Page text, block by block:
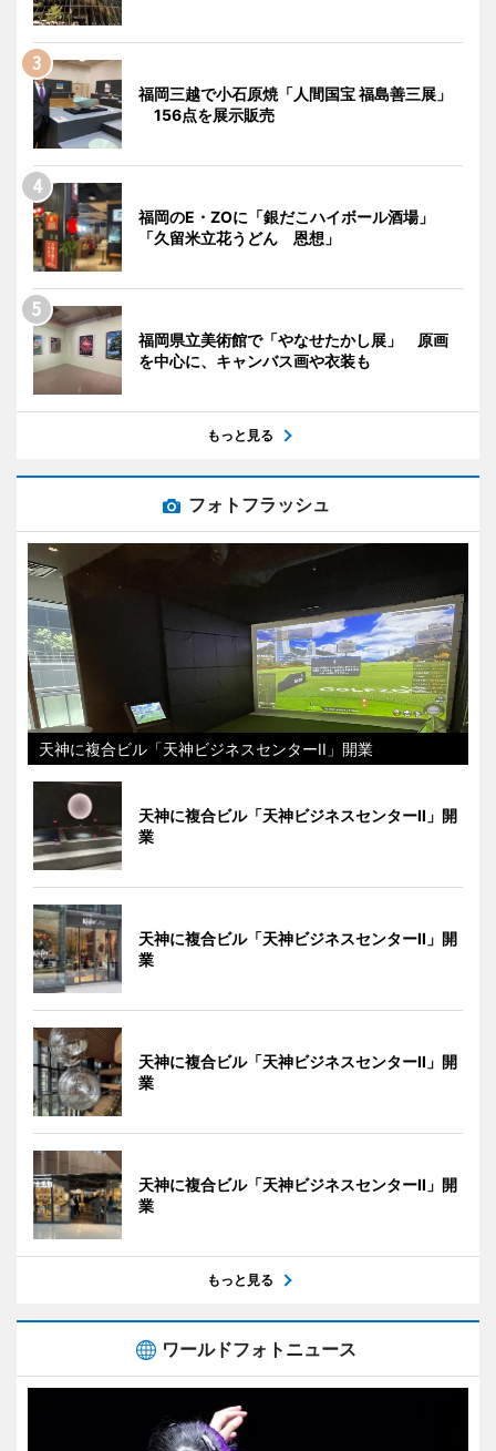
福岡三越で小石原焼「人間国宝 福島善三展」
156点を展示販売
福岡のE・ZOに「銀だこハイボール酒場」
「久留米立花うどん 恩想」
福岡県立美術館で「やなせたかし展」 原画
を中心に、キャンバス画や衣装も
もっと見る
フォトフラッシュ
天神に複合ビル「天神ビジネスセンターII」開業
天神に複合ビル「天神ビジネスセンターII」開
業
天神に複合ビル「天神ビジネスセンターII」開
業
天神に複合ビル「天神ビジネスセンターII」開
業
天神に複合ビル「天神ビジネスセンターII」開
業
もっと見る
ワールドフォトニュース